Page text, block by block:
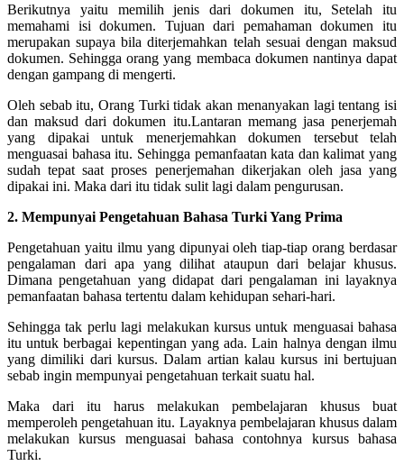
Berikutnya yaitu memilih jenis dari dokumen itu, Setelah itu
memahami isi dokumen. Tujuan dari pemahaman dokumen itu
merupakan supaya bila diterjemahkan telah sesuai dengan maksud
dokumen. Sehingga orang yang membaca dokumen nantinya dapat
dengan gampang di mengerti.
Oleh sebab itu, Orang Turki tidak akan menanyakan lagi tentang isi
dan maksud dari dokumen itu.Lantaran memang jasa penerjemah
yang dipakai untuk menerjemahkan dokumen tersebut telah
menguasai bahasa itu. Sehingga pemanfaatan kata dan kalimat yang
sudah tepat saat proses penerjemahan dikerjakan oleh jasa yang
dipakai ini. Maka dari itu tidak sulit lagi dalam pengurusan.
2. Mempunyai Pengetahuan Bahasa Turki Yang Prima
Pengetahuan yaitu ilmu yang dipunyai oleh tiap-tiap orang berdasar
pengalaman dari apa yang dilihat ataupun dari belajar khusus.
Dimana pengetahuan yang didapat dari pengalaman ini layaknya
pemanfaatan bahasa tertentu dalam kehidupan sehari-hari.
Sehingga tak perlu lagi melakukan kursus untuk menguasai bahasa
itu untuk berbagai kepentingan yang ada. Lain halnya dengan ilmu
yang dimiliki dari kursus. Dalam artian kalau kursus ini bertujuan
sebab ingin mempunyai pengetahuan terkait suatu hal.
Maka dari itu harus melakukan pembelajaran khusus buat
memperoleh pengetahuan itu. Layaknya pembelajaran khusus dalam
melakukan kursus menguasai bahasa contohnya kursus bahasa
Turki.